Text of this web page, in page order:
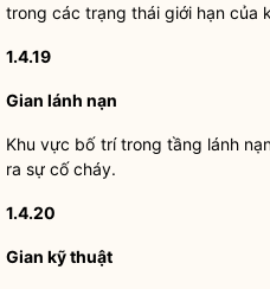
trong các trạng thái giới hạn của
1.4.19
Gian lánh nạn
Khu vực bố trí trong tầng lánh
ra sự cố cháy.
1.4.20
Gian kỹ thuật